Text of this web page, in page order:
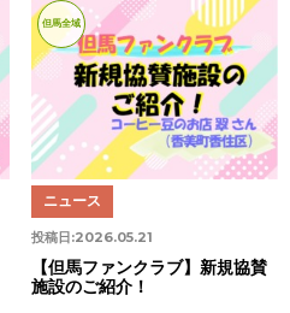
但馬全域
投稿日:2026.05.21
ニュース
【但馬ファンクラブ】新規協賛
施設のご紹介！